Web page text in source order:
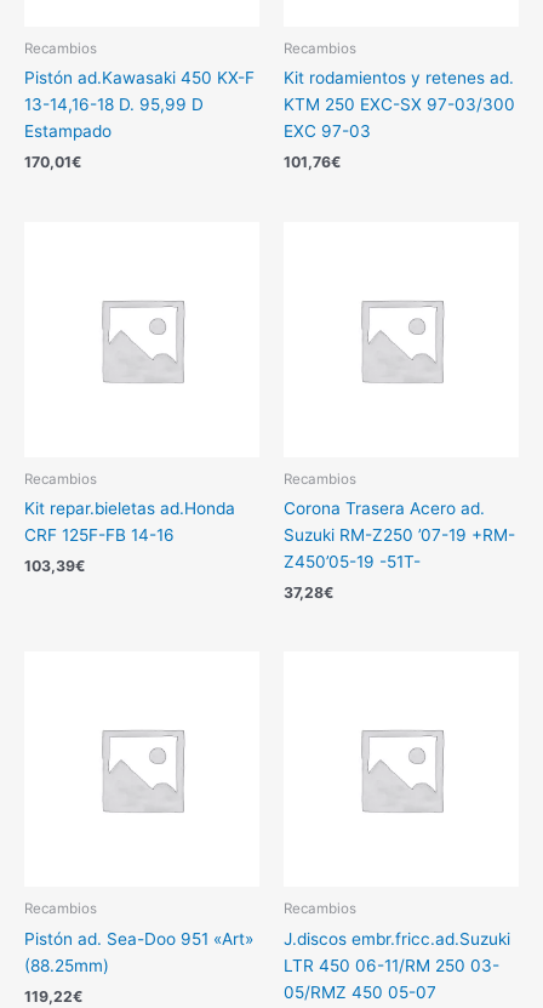
Recambios
Pistón ad.Kawasaki 450 KX-F
13-14,16-18 D. 95,99 D
Estampado
170,01€
Recambios
Kit rodamientos y retenes ad.
KTM 250 EXC-SX 97-03/300
EXC 97-03
101,76€
Recambios
Kit repar.bieletas ad.Honda
CRF 125F-FB 14-16
103,39€
Recambios
Corona Trasera Acero ad.
Suzuki RM-Z250 ’07-19 +RM-
Z450’05-19 -51T-
37,28€
Recambios
Pistón ad. Sea-Doo 951 «Art»
(88.25mm)
119,22€
Recambios
J.discos embr.fricc.ad.Suzuki
LTR 450 06-11/RM 250 03-
05/RMZ 450 05-07